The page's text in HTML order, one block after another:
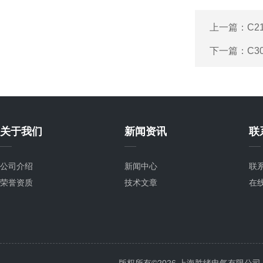
上一篇：
下一篇：
关于我们
公司介绍
荣誉资质
新闻资讯
新闻中心
技术文章
联
联
在